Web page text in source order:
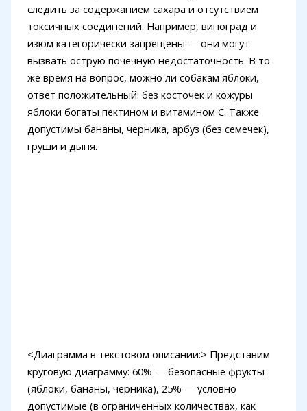
следить за содержанием сахара и отсутствием
токсичных соединений. Например, виноград и
изюм категорически запрещены — они могут
вызвать острую почечную недостаточность. В то
же время на вопрос, можно ли собакам яблоки,
ответ положительный: без косточек и кожуры
яблоки богаты пектином и витамином C. Также
допустимы бананы, черника, арбуз (без семечек),
груши и дыня.
<Диаграмма в текстовом описании:> Представим
круговую диаграмму: 60% — безопасные фрукты
(яблоки, бананы, черника), 25% — условно
допустимые (в ограниченных количествах, как